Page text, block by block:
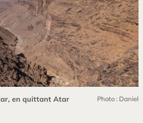
en quittant Atar Photo : Daniel